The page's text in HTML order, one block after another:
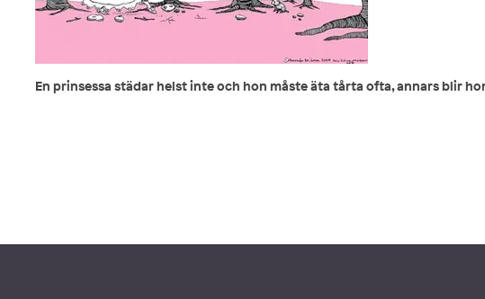
En prinsessa städar helst inte och hon måste äta tårta ofta, annars blir